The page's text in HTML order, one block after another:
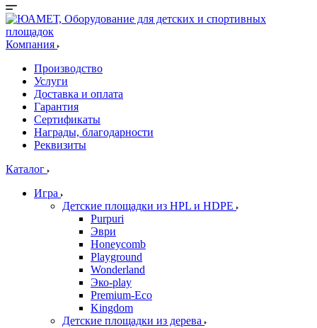
Компания
Производство
Услуги
Доставка и оплата
Гарантия
Сертификаты
Награды, благодарности
Реквизиты
Каталог
Игра
Детские площадки из HPL и HDPE
Purpuri
Эври
Honeycomb
Playground
Wonderland
Эко-play
Premium-Eco
Kingdom
Детские площадки из дерева